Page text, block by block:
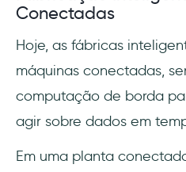
Conectadas
Hoje, as fábricas
máquinas conectadas,
computação de borda
agir sobre dados em
Em uma planta